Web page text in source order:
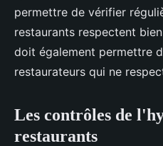
permettre de vérifier
restaurants respectent
doit également permettre
restaurateurs qui ne
Les contrôles de
restaurants